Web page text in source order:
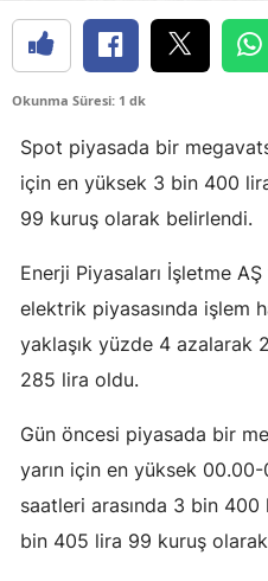
Okunma Süresi: 1 dk
Spot piyasada bir
için en yüksek 3 bin 400
99 kuruş olarak belirlendi.
Enerji Piyasaları İşletme
elektrik piyasasında işlem
yaklaşık yüzde 4
285 lira oldu.
Gün öncesi piyasada bir
yarın için en yüksek
saatleri arasında 3 bin
bin 405 lira 99 kuruş